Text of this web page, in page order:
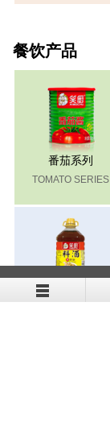
餐饮产品
番茄系列
TOMATO SERIES
料酒凉拌汁系列